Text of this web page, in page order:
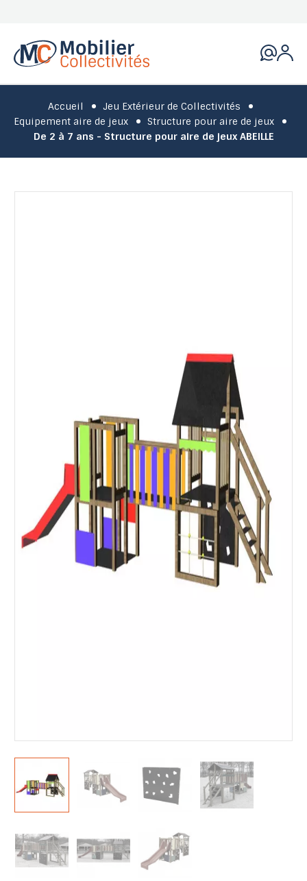
Accueil
Jeu Extérieur de Collectivités
Equipement aire de jeux
Structure pour aire de jeux
De 2 à 7 ans - Structure pour aire de jeux ABEILLE